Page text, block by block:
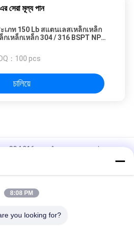
এর সেরা মূল্য পান
เภท 150 Lb สแตนเลสเหล็กเหล็ก
กเหล็กเหล็ก 304 / 316 BSPT NPT
： 100 pcs
চালিয়ে
304 316 แบบกำหนดเองขายส่งแบบ
8:08 PM
you looking for?